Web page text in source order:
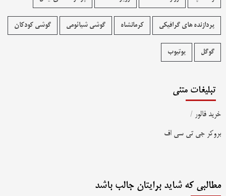
پردازنده های گرافیکی کرمانشاه گوشی شیائومی گوشی کودکان
گوگل یوتیوب
تبلیغات متنی
خرید فالور /
بروکر جی تی سی اف
مطالبی که شاید برایتان جالب باشد